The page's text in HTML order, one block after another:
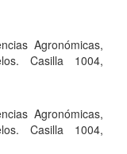
Agronómicas,
Casilla 1004,
Agronómicas,
Casilla 1004,